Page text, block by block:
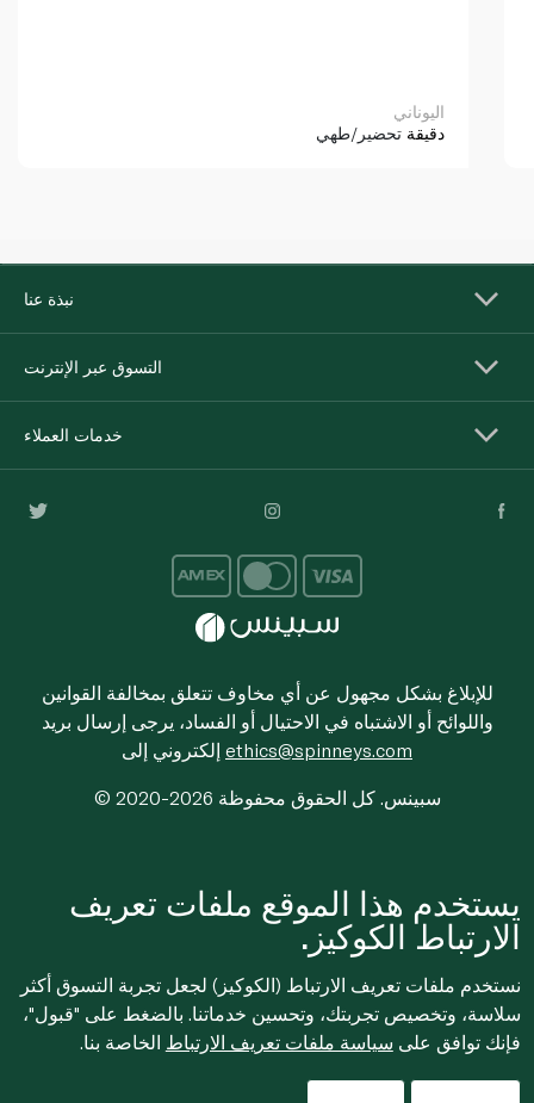
اليوناني
دقيقة تحضير/طهي
نبذة عنا
التسوق عبر الإنترنت
خدمات العملاء
للإبلاغ بشكل مجهول عن أي مخاوف تتعلق بمخالفة القوانين
واللوائح أو الاشتباه في الاحتيال أو الفساد، يرجى إرسال بريد
ethics@spinneys.com
© 2020-2026 سبينس. كل الحقوق محفوظة
يستخدم هذا الموقع ملفات تعريف
الارتباط الكوكيز.
نستخدم ملفات تعريف الارتباط (الكوكيز) لجعل تجربة التسوق أكثر
سلاسة، وتخصيص تجربتك، وتحسين خدماتنا. بالضغط على "قبول"،
فإنك توافق على سياسة ملفات تعريف الارتباط الخاصة بنا.